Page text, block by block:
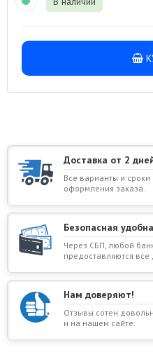
Доставка от 2
Все варианты и
оформления заказа.
Безопасная
Через СБП, любой
предоставляются все
Нам доверяют!
Отзывы сотен
и на нашем сайте.